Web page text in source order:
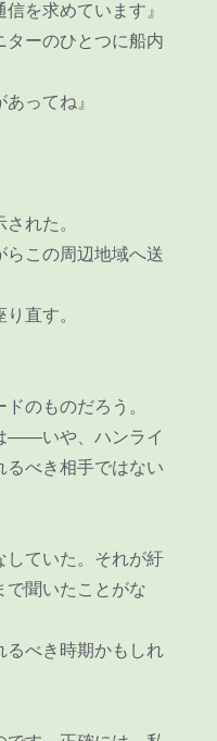
を求めています』
ーのひとつに船内
ってね』
れた。
らこの周辺地域へ送
直す。
のものだろう。
――いや、ハンライ
るべき相手ではない
ていた。それが紆
で聞いたことがな
るべき時期かもしれ